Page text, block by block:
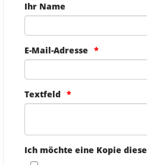
Ihr Name
E-Mail-Adresse
Textfeld
Ich möchte eine Kopie